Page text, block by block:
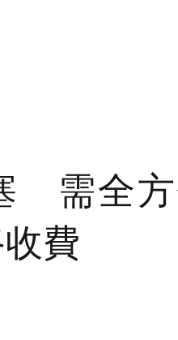
需全
費